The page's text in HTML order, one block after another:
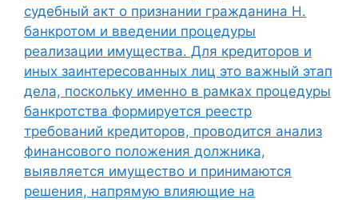
судебный акт о признании гражданина Н.
банкротом и введении процедуры
реализации имущества. Для кредиторов и
иных заинтересованных лиц это важный этап
дела, поскольку именно в рамках процедуры
банкротства формируется реестр
требований кредиторов, проводится анализ
финансового положения должника,
выявляется имущество и принимаются
решения, напрямую влияющие на